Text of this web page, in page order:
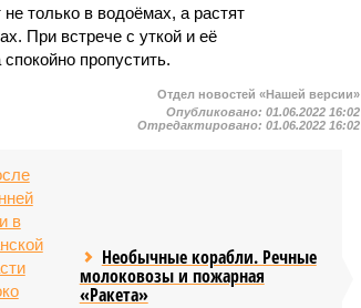
только в водоёмах, а растят
При встрече с уткой и её
пропустить.
Отдел новостей «Нашей версии»
Опубликовано:01.06.2022 16:02
Отредактировано:01.06.2022 16:02
Необычные корабли. Речные
молоковозы и пожарная
«Ракета»